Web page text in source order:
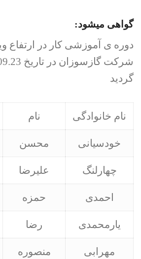
گواهی میشود:
دوره ی آموزشی کار در ارتفاع
گردید
نام خانوادگی نام
خودسیانی محسن
چهارلنگ علیرضا
احمدی حمزه
یارمحمدی رضا
مهرابی منصوره